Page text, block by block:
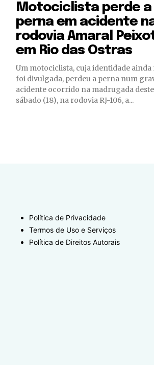
Motociclista perde a
perna em acidente
rodovia Amaral
em Rio das Ostras
Um motociclista, cuja identidade ainda
foi divulgada, perdeu a perna num
acidente ocorrido na madrugada deste
sábado (18), na rodovia RJ-106, a...
Política de Privacidade
Termos de Uso e Serviços
Política de Direitos Autorais